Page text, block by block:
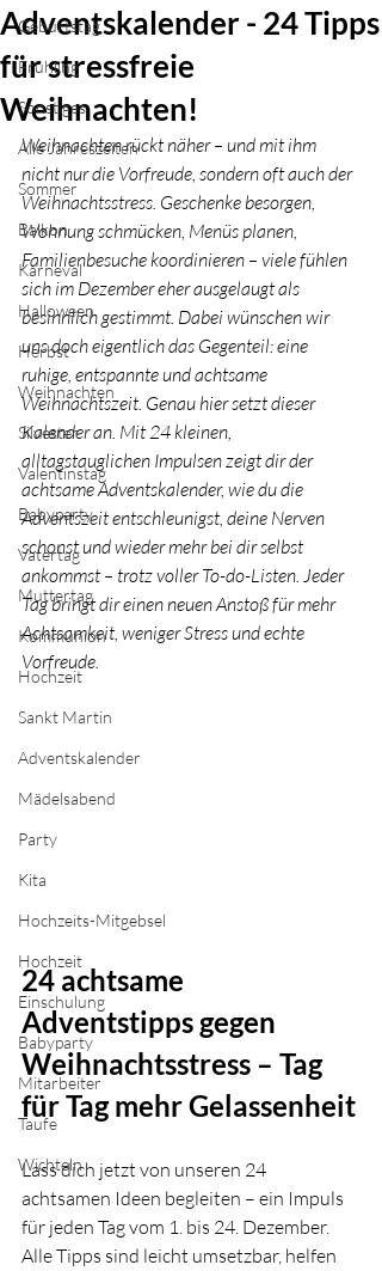
Geburtstag
Frühling
Sonstiges
Alle Jahreszeiten
Sommer
Balkon
Karneval
Halloween
Herbst
Weihnachten
Silvester
Valentinstag
Babyparty
Vatertag
Muttertag
Kommunion
Hochzeit
Sankt Martin
Adventskalender
Mädelsabend
Party
Kita
Hochzeits-Mitgebsel
Hochzeit
Einschulung
Babyparty
Mitarbeiter
Taufe
Wichteln
Adventskalender - 24 Tipps
für stressfreie
Weihnachten!
Weihnachten rückt näher – und mit ihm
nicht nur die Vorfreude, sondern oft auch der
Weihnachtsstress. Geschenke besorgen,
Wohnung schmücken, Menüs planen,
Familienbesuche koordinieren – viele fühlen
sich im Dezember eher ausgelaugt als
besinnlich gestimmt. Dabei wünschen wir
uns doch eigentlich das Gegenteil: eine
ruhige, entspannte und achtsame
Weihnachtszeit. Genau hier setzt dieser
Kalender an. Mit 24 kleinen,
alltagstauglichen Impulsen zeigt dir der
achtsame Adventskalender, wie du die
Adventszeit entschleunigst, deine Nerven
schonst und wieder mehr bei dir selbst
ankommst – trotz voller To-do-Listen. Jeder
Tag bringt dir einen neuen Anstoß für mehr
Achtsamkeit, weniger Stress und echte
Vorfreude.
24 achtsame
Adventstipps gegen
Weihnachtsstress – Tag
für Tag mehr Gelassenheit
Lass dich jetzt von unseren 24
achtsamen Ideen begleiten – ein Impuls
für jeden Tag vom 1. bis 24. Dezember.
Alle Tipps sind leicht umsetzbar, helfen